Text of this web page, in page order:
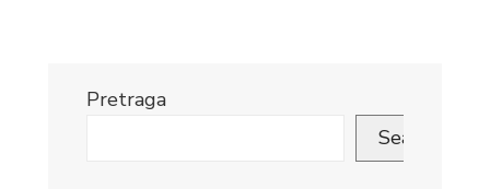
Pretraga
Search